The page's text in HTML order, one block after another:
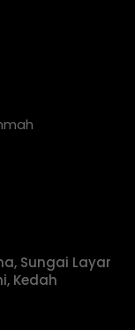
Sungai Layar
Kedah